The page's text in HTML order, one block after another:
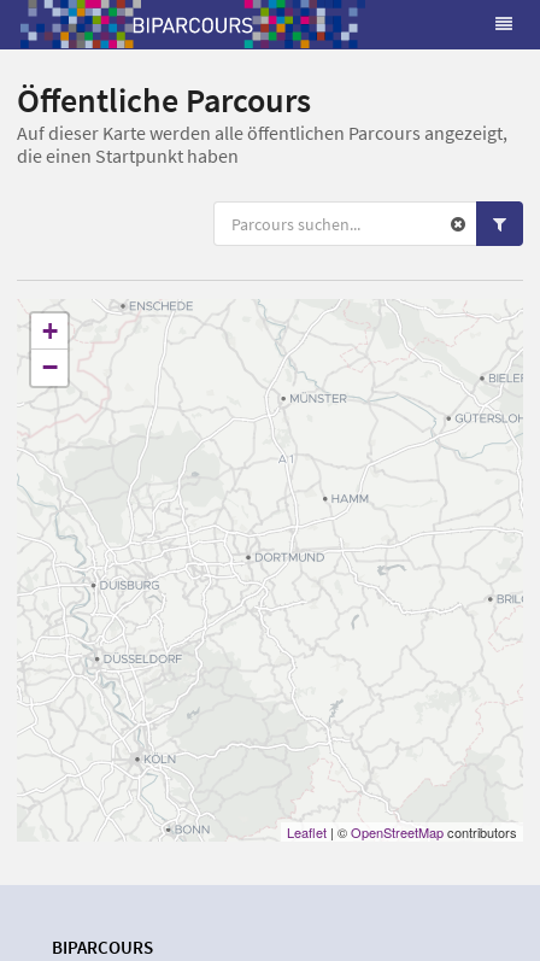
Öffentliche Parcours
Auf dieser Karte werden alle öffentlichen Parcours angezeigt,
die einen Startpunkt haben
+
−
Leaflet | ©OpenStreetMapcontributors
BIPARCOURS